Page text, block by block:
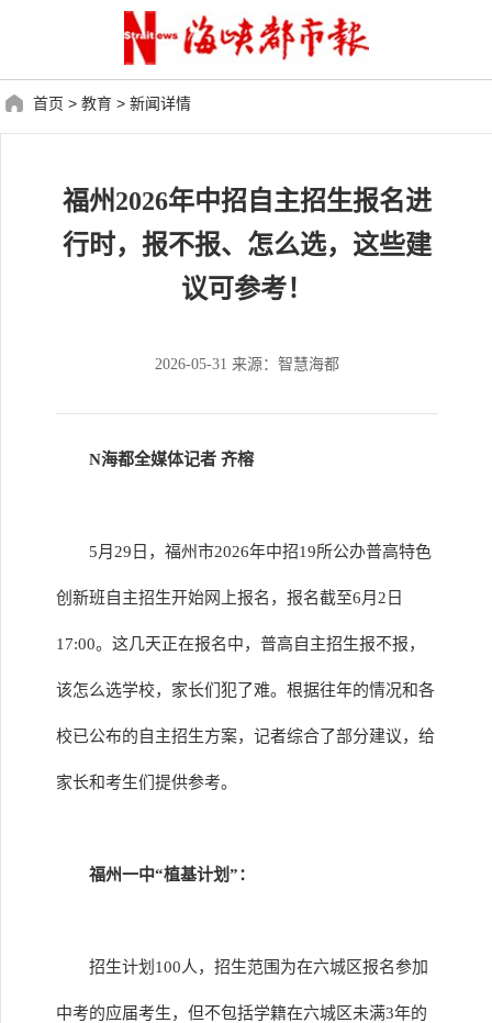
首页 > 教育 > 新闻详情
福州2026年中招自主招生报名进
行时，报不报、怎么选，这些建
议可参考！
2026-05-31 来源：智慧海都
N海都全媒体记者 齐榕
5月29日，福州市2026年中招19所公办普高特色
创新班自主招生开始网上报名，报名截至6月2日
17:00。这几天正在报名中，普高自主招生报不报，
该怎么选学校，家长们犯了难。根据往年的情况和各
校已公布的自主招生方案，记者综合了部分建议，给
家长和考生们提供参考。
福州一中“植基计划”：
招生计划100人，招生范围为在六城区报名参加
中考的应届考生，但不包括学籍在六城区未满3年的